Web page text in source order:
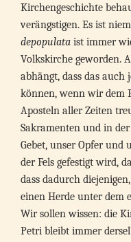
Kirchengeschichte
verängstigen. Es ist
depopulata ist immer
Volkskirche geworden.
abhängt, dass das
können, wenn wir dem
Aposteln aller Zeiten
Sakramenten und in
Gebet, unser Opfer und
der Fels gefestigt wird,
dass dadurch
einen Herde unter dem
Wir sollen wissen: die
Petri bleibt immer